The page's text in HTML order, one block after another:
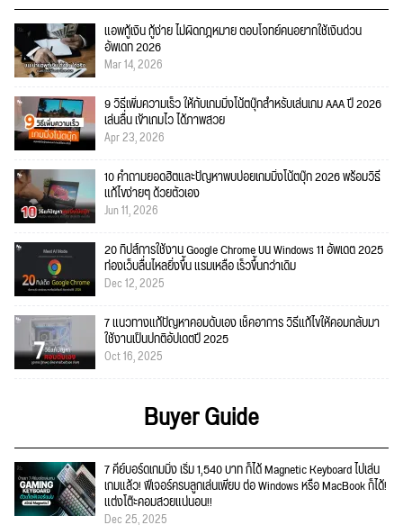
แอพกู้เงิน กู้ง่าย ไม่ผิดกฎหมาย ตอบโจทย์คนอยากใช้เงินด่วน
อัพเดท 2026
Mar 14, 2026
9 วิธีเพิ่มความเร็ว ให้กับเกมมิ่งโน้ตบุ๊กสำหรับเล่นเกม AAA ปี 2026
เล่นลื่น เข้าเกมไว ได้ภาพสวย
Apr 23, 2026
10 คำถามยอดฮิตและปัญหาพบบ่อยเกมมิ่งโน้ตบุ๊ก 2026 พร้อมวิธี
แก้ไขง่ายๆ ด้วยตัวเอง
Jun 11, 2026
20 ทิปส์การใช้งาน Google Chrome บน Windows 11 อัพเดต 2025
ท่องเว็บลื่นไหลยิ่งขึ้น แรมเหลือ เร็วขึ้นกว่าเดิม
Dec 12, 2025
7 แนวทางแก้ปัญหาคอมดับเอง เช็คอาการ วิธีแก้ไขให้คอมกลับมา
ใช้งานเป็นปกติอัปเดตปี 2025
Oct 16, 2025
Buyer Guide
7 คีย์บอร์ดเกมมิ่ง เริ่ม 1,540 บาท ก็ได้ Magnetic Keyboard ไปเล่น
เกมแล้ว! ฟีเจอร์ครบลูกเล่นเพียบ ต่อ Windows หรือ MacBook ก็ได้!
แต่งโต๊ะคอมสวยแน่นอน!!
Dec 25, 2025